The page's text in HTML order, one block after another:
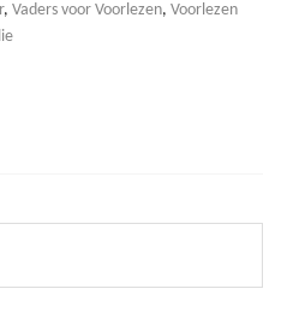
, Vaders voor Voorlezen, Voorlezen